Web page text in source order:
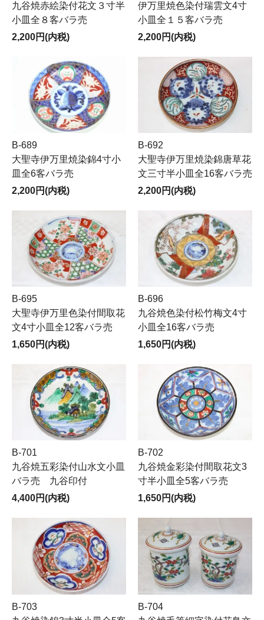
九谷焼赤絵染付花文３寸半
小皿全８客バラ売
2,200円(内税)
伊万里焼色染付瑞雲文4寸
小皿全１５客バラ売
2,200円(内税)
B-689
大聖寺伊万里焼染錦4寸小
皿全6客バラ売
2,200円(内税)
B-692
大聖寺伊万里焼染錦唐草花
文三寸半小皿全16客バラ売
2,200円(内税)
B-695
大聖寺伊万里色染付間取花
文4寸小皿全12客バラ売
1,650円(内税)
B-696
九谷焼色染付松竹梅文4寸
小皿全16客バラ売
1,650円(内税)
B-701
九谷焼五彩染付山水文小皿
バラ売 九谷印付
4,400円(内税)
B-702
九谷焼金彩染付間取花文3
寸半小皿全5客バラ売
1,650円(内税)
B-703
B-704